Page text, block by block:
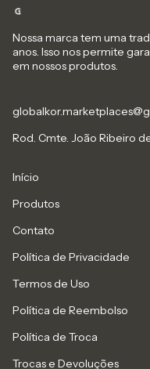
Nossa marca tem uma
anos. Isso nos permite
em nossos produtos.
Rod. Cmte. João Ribeiro
Início
Produtos
Contato
Política de Privacidade
Termos de Uso
Política de Reembolso
Política de Troca
Trocas e Devoluções